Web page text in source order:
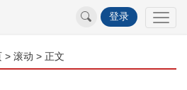
登录
> 滚动 > 正文